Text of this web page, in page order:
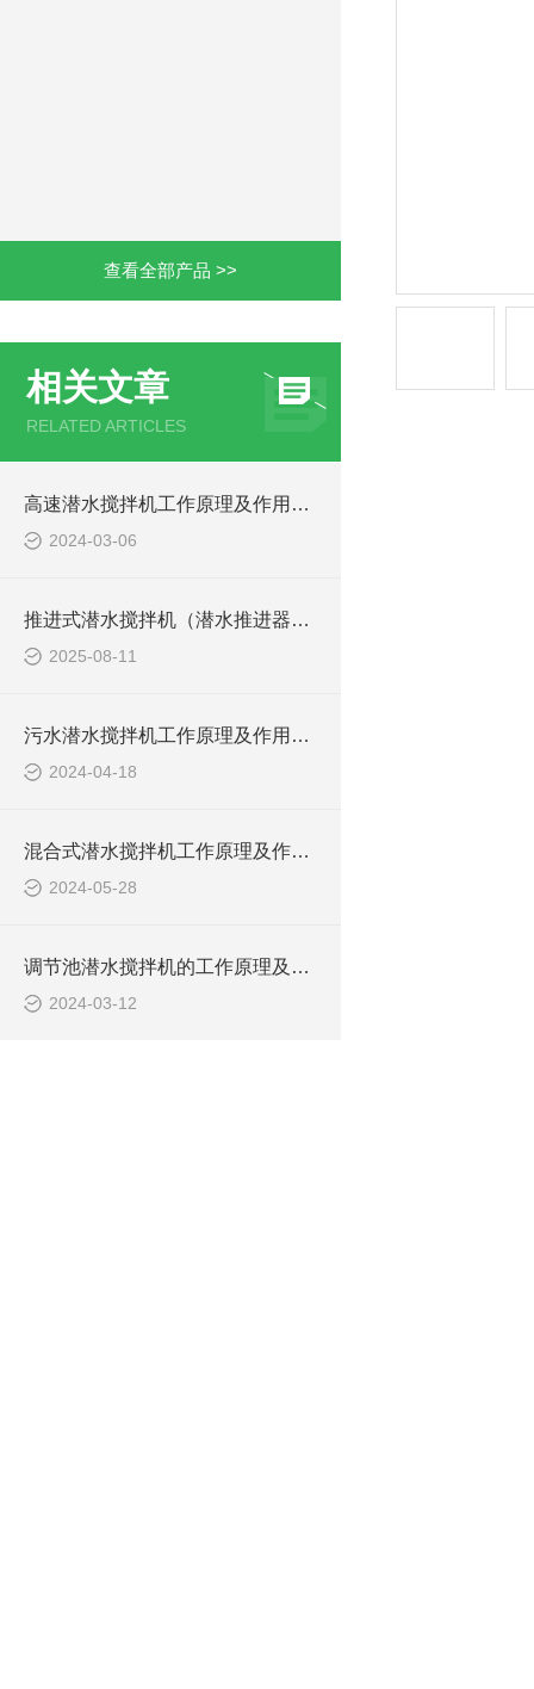
查看全部产品 >>
相关文章
RELATED ARTICLES
高速潜水搅拌机工作原理及作用特点、安装结构图
2024-03-06
推进式潜水搅拌机（潜水推进器）厂家讲解日常维护要点
2025-08-11
污水潜水搅拌机工作原理及作用特点、安装图、CAD结构图
2024-04-18
混合式潜水搅拌机工作原理及作用特点、安装图、CAD结构图
2024-05-28
调节池潜水搅拌机的工作原理及潜水推进器CAD安装图、结构图
2024-03-12